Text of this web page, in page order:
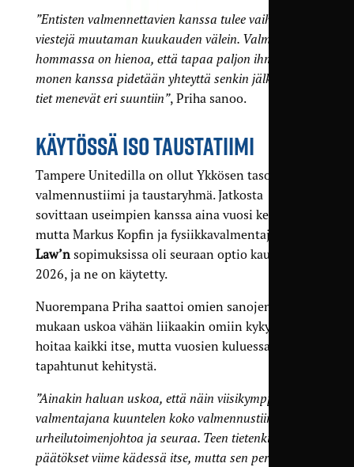
”Entisten valmennettavien kanssa tulee vaihdettua
viestejä muutaman kuukauden välein. Valmentajan
hommassa on hienoa, että tapaa paljon ihmisiä, ja
monen kanssa pidetään yhteyttä senkin jälkeen kun
tiet menevät eri suuntiin”, Priha sanoo.
KÄYTÖSSÄ ISO TAUSTATIIMI
Tampere Unitedilla on ollut Ykkösen tasolle suuri
valmennustiimi ja taustaryhmä. Jatkosta
sovittaan useimpien kanssa aina vuosi kerrallaan,
mutta Markus Kopfin ja fysiikkavalmentaja
Law’nsopimuksissa oli seuraan optio kaudesta
2026, ja ne on käytetty.
Nuorempana Priha saattoi omien sanojensa
mukaan uskoa vähän liikaakin omiin kykyihinsä
hoitaa kaikki itse, mutta vuosien kuluessa on
tapahtunut kehitystä.
”Ainakin haluan uskoa, että näin viisikymppisenä
valmentajana kuuntelen koko valmennustiimiä,
urheilutoimenjohtoa ja seuraa. Teen tietenkin isot
päätökset viime kädessä itse, mutta sen perusteella